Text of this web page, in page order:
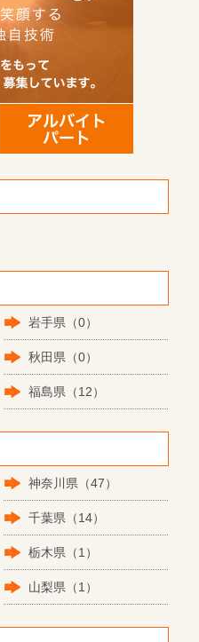
岩手県（0）
秋田県（0）
福島県（12）
神奈川県（47）
千葉県（14）
栃木県（1）
山梨県（1）